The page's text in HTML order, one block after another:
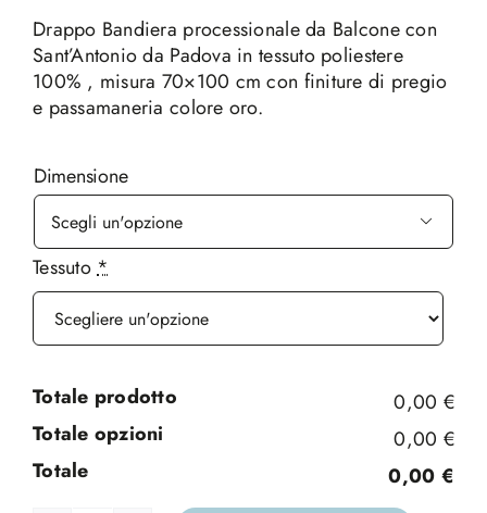
Drappo Bandiera processionale da Balcone con
Sant’Antonio da Padova in tessuto poliestere
100% , misura 70×100 cm con finiture di pregio
e passamaneria colore oro.
Dimensione

Tessuto *
Totale prodotto
0,00 €
Totale opzioni
0,00 €
Totale
0,00 €